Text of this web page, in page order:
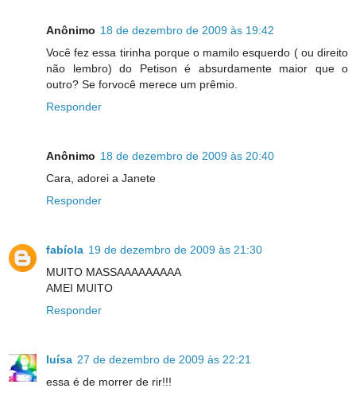
Anônimo 18 de dezembro de 2009 às 19:42
Você fez essa tirinha porque o mamilo esquerdo ( ou direito
não lembro) do Petison é absurdamente maior que o
outro? Se forvocê merece um prêmio.
Responder
Anônimo 18 de dezembro de 2009 às 20:40
Cara, adorei a Janete
Responder
fabíola 19 de dezembro de 2009 às 21:30
MUITO MASSAAAAAAAAA
AMEI MUITO
Responder
luísa 27 de dezembro de 2009 às 22:21
essa é de morrer de rir!!!